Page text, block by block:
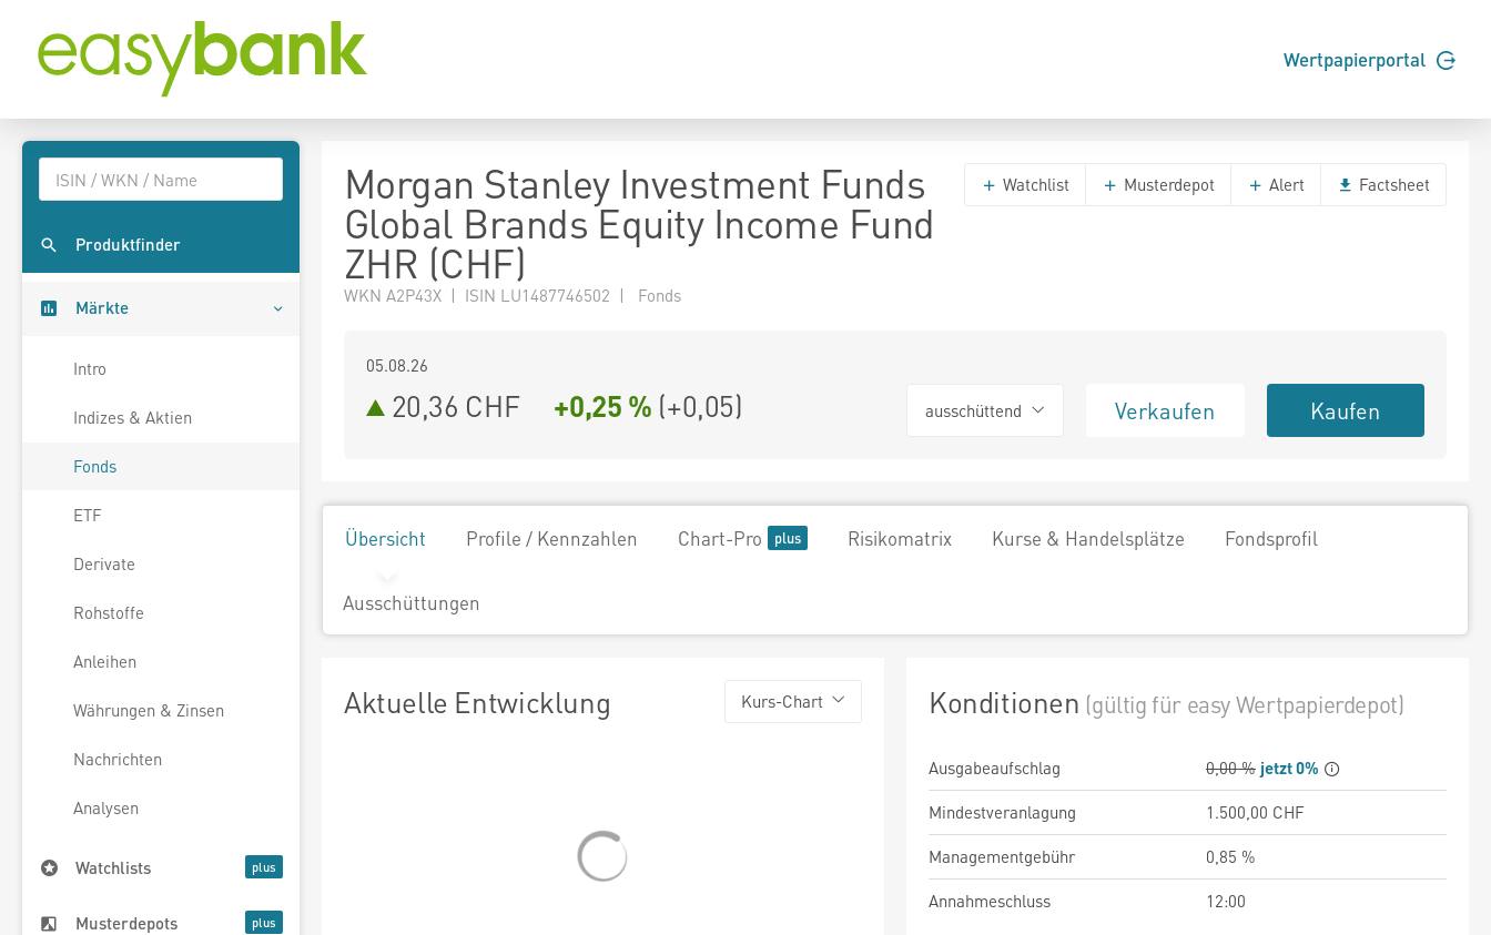
Wertpapierportal
Produktfinder
Märkte
Intro
Indizes & Aktien
Fonds
ETF
Derivate
Rohstoffe
Anleihen
Währungen & Zinsen
Nachrichten
Analysen
Watchlists
Musterdepots
Morgan Stanley Investment Funds
Global Brands Equity Income Fund
ZHR (CHF)
WKN A2P43X | ISIN LU1487746502 | Fonds
Watchlist Musterdepot Alert Factsheet
05.08.26
20,36 CHF +0,25 % (+0,05) ausschüttend Verkaufen Kaufen
Übersicht Profile / Kennzahlen Chart-Pro Risikomatrix Kurse & Handelsplätze Fondsprofil
Ausschüttungen
Aktuelle Entwicklung Kurs-Chart Konditionen (gültig für easy Wertpapierdepot)
Ausgabeaufschlag 0,00 % jetzt 0%
Mindestveranlagung
1.500,00 CHF
Managementgebühr
0,85 %
Annahmeschluss
12:00